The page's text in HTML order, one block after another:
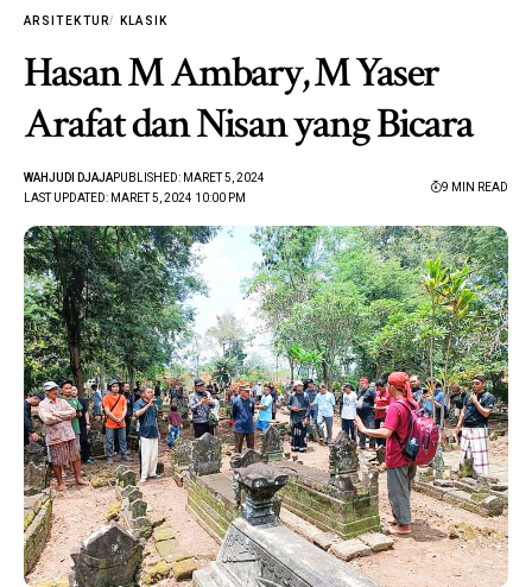
ARSITEKTUR KLASIK
Hasan M Ambary, M Yaser
Arafat dan Nisan yang Bicara
LAST UPDATED: MARET 5, 2024 10:00 PM
WAHJUDI DJAJAPUBLISHED: MARET 5, 2024
9 MIN READ